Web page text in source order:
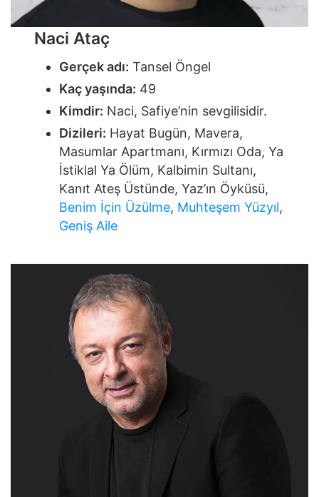
Naci Ataç
Gerçek adı: Tansel Öngel
Kaç yaşında: 49
Kimdir: Naci, Safiye’nin sevgilisidir.
Dizileri: Hayat Bugün, Mavera,
Masumlar Apartmanı, Kırmızı Oda, Ya
İstiklal Ya Ölüm, Kalbimin Sultanı,
Kanıt Ateş Üstünde, Yaz’ın Öyküsü,
Benim İçin Üzülme, Muhteşem Yüzyıl,
Geniş Aile